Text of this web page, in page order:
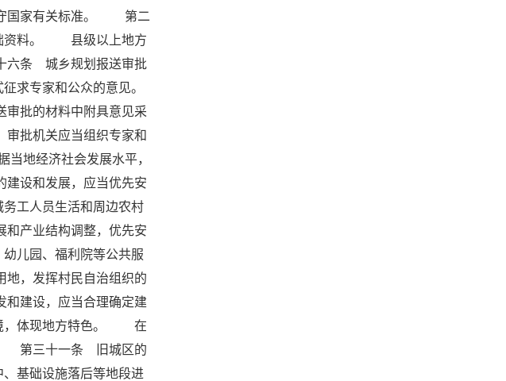
守国家有关标准。 第二
础资料。 县级以上地方
六条 城乡规划报送审批
求专家和公众的意见。
批的材料中附具意见采
批机关应当组织专家和
地经济社会发展水平，
设和发展，应当优先安
工人员生活和周边农村
产业结构调整，优先安
儿园、福利院等公共服
，发挥村民自治组织的
建设，应当合理确定建
境，体现地方特色。 在
第三十一条 旧城区的
基础设施落后等地段进